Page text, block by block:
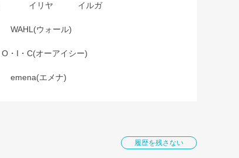
イリヤ イルガ
WAHL(ウォール)
O・I・C(オーアイシー)
emena(エメナ)
履歴を残さない